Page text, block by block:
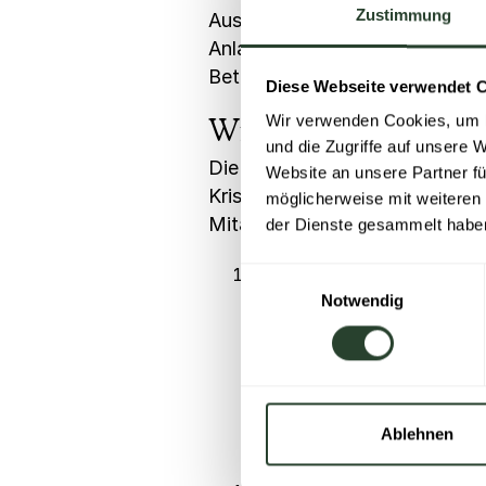
Zustimmung
Diese Webseite verwendet
Wir verwenden Cookies,
und die Zugriffe auf unsere
Website an unsere Partner
möglicherweise mit
der Dienste gesammelt
Einwilligungsauswahl
Notwendig
Ablehnen
Aus den genannten Gründen
Anlaufstellen und Angebote
Betroffenen sich damit
Wie
Die Konsequenz aus den
Krisensituationen schweigt.
Mitarbeitenden zu erleichtern,
Wenn es um
Arbeitgeber. Laut einer
Kontaktweg den
Angeboten in wenigen
zeitungebunden